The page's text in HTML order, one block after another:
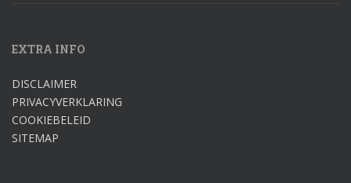
EXTRA INFO
DISCLAIMER
PRIVACYVERKLARING
COOKIEBELEID
SITEMAP